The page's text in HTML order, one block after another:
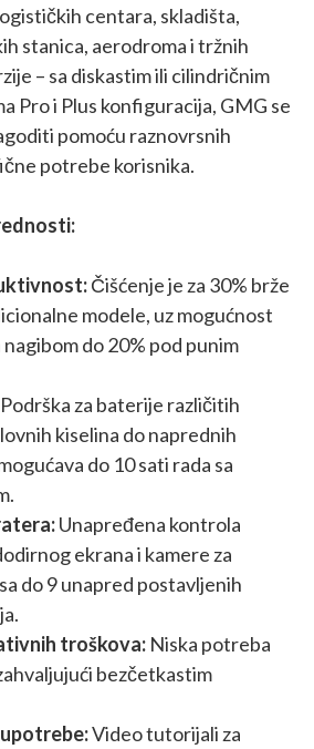
centara, skladišta,
stanica, aerodroma i tržnih
– sa diskastim ili cilindričnim
Pro i Plus konfiguracija, GMG se
pomoću raznovrsnih
potrebe korisnika.
Čišćenje je za 30% brže
modele, uz mogućnost
do 20% pod punim
Podrška za baterije različitih
kiselina do naprednih
do 10 sati rada sa
Unapređena kontrola
ekrana i kamere za
do 9 unapred postavljenih
troškova: Niska potreba
bezčetkastim
Video tutorijali za